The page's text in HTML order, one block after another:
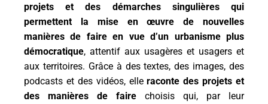
projets et des démarches singulières qui
permettent la mise en œuvre de nouvelles
manières de faire en vue d’un urbanisme plus
démocratique, attentif aux usagères et usagers et
aux territoires. Grâce à des textes, des images, des
podcasts et des vidéos, elleracontedes projets et
des manières de faire choisis qui, par leur